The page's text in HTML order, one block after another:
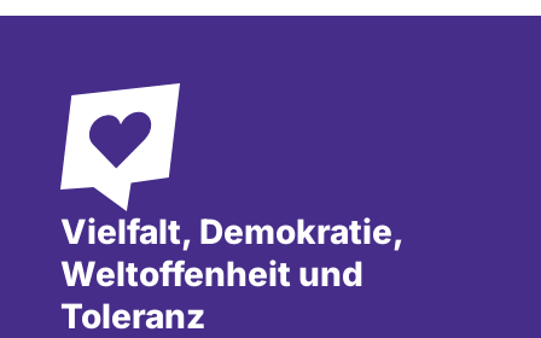
Vielfalt, Demokratie,
Weltoffenheit und
Toleranz